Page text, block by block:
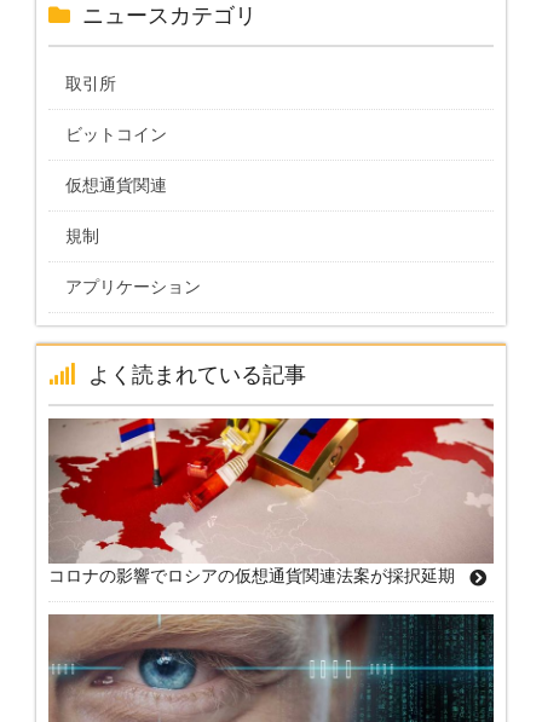
ニュースカテゴリ
取引所
ビットコイン
仮想通貨関連
規制
アプリケーション
よく読まれている記事
コロナの影響でロシアの仮想通貨関連法案が採択延期